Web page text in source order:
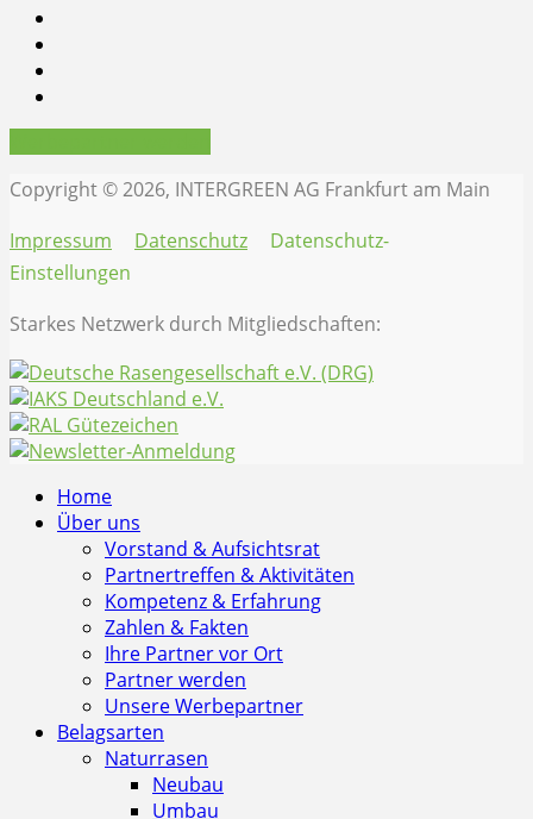
Copyright © 2026, INTERGREEN AG Frankfurt am Main
Impressum
Datenschutz
Datenschutz-
Einstellungen
Starkes Netzwerk durch Mitgliedschaften:
Home
Über uns
Vorstand & Aufsichtsrat
Partnertreffen & Aktivitäten
Kompetenz & Erfahrung
Zahlen & Fakten
Ihre Partner vor Ort
Partner werden
Unsere Werbepartner
Belagsarten
Naturrasen
Neubau
Umbau